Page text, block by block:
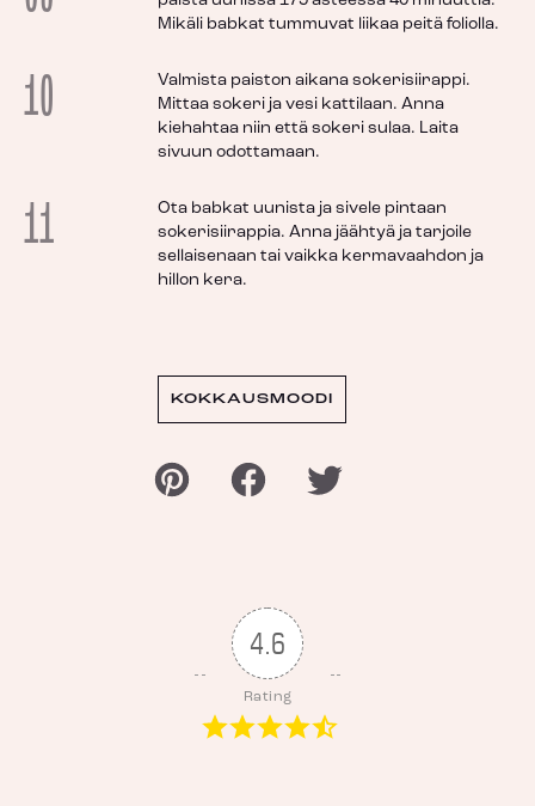
Mikäli babkat tummuvat liikaa peitä foliolla.
10
Valmista paiston aikana sokerisiirappi.
Mittaa sokeri ja vesi kattilaan. Anna
kiehahtaa niin että sokeri sulaa. Laita
sivuun odottamaan.
11
Ota babkat uunista ja sivele pintaan
sokerisiirappia. Anna jäähtyä ja tarjoile
sellaisenaan tai vaikka kermavaahdon ja
hillon kera.
KOKKAUSMOODI
4.6
Rating